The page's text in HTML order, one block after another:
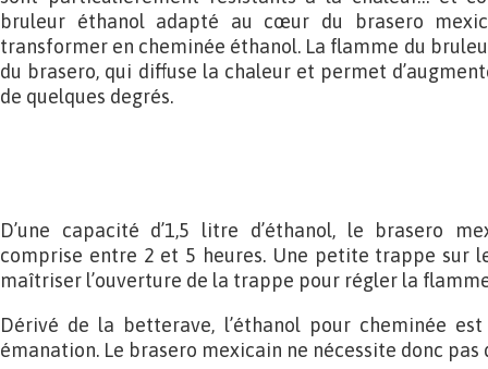
bruleur éthanol adapté au cœur du brasero
transformer en cheminée éthanol. La flamme du
du brasero, qui diffuse la chaleur et permet
de quelques degrés.
D’une capacité d’1,5 litre d’éthanol, le brasero
comprise entre 2 et 5 heures. Une petite trappe sur
maîtriser l’ouverture de la trappe pour régler la
Dérivé de la betterave, l’éthanol pour cheminée
émanation. Le brasero mexicain ne nécessite donc pas